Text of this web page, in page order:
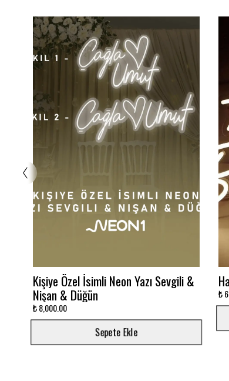
Glowbox 3000K
₺ 7,500.00
Sepete Ekle
₺